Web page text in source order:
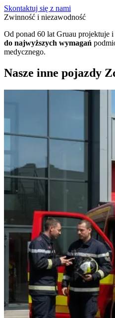
Skontaktuj się z nami
Zwinność i niezawodność
Od ponad 60 lat Gruau projektuje
do najwyższych wymagań
medycznego.
Nasze inne pojazdy